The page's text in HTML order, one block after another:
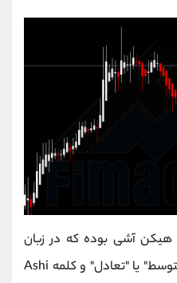
هیکن آشی بوده که در زبان
ژاپنی، کلمه Heikin به معنی "متوسط" یا "تعادل" و کلمه Ashi